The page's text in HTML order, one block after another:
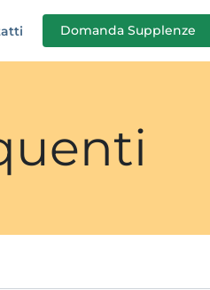
Domanda Supplenze